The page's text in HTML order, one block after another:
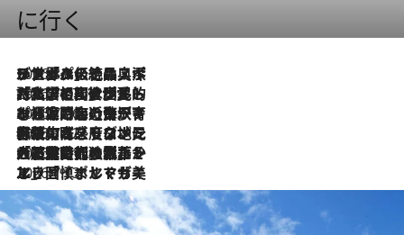
に行く
2026.8.8
リスボンの絶品スイーツ「パステル・デ・ナタ」とは？ポルトガル伝統の奥深い世界へ
2026.7.27
「私の祖国はポルトガル語です」国民的詩人フェルナンド・ペソアと、彼が愛した文学の街を歩く
2026.7.26
ポルトガル近海が育む極上の海の幸。キリリと冷えた白ワインと愉しむ、シーフード専門店の贅沢
2026.7.22
伝統の味をモダンに昇華。高感度な地元客が集う、リスボンの最旬ガストロノミー
2026.7.21
大航海時代の栄華から、震災、独裁、そして革命へ。ポルトガル・首都リスボンの石畳に刻まれた「歴史の光と影」
2026.7.13
エッセイ・ヤマザキマリ「慎ましくも美しき国 ポルトガル」